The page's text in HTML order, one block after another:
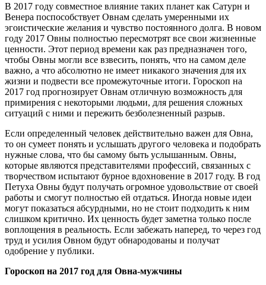
В 2017 году совместное влияние таких планет как Сатурн и
Венера поспособствует Овнам сделать умеренными их
эгоистические желания и чувство постоянного долга. В новом
году 2017 Овны полностью пересмотрят все свои жизненные
ценности. Этот период времени как раз предназначен того,
чтобы Овны могли все взвесить, понять, что на самом деле
важно, а что абсолютно не имеет никакого значения для их
жизни и подвести все промежуточные итоги. Гороскоп на
2017 год прогнозирует Овнам отличную возможность для
примирения с некоторыми людьми, для решения сложных
ситуаций с ними и пережить безболезненный разрыв.
Если определенный человек действительно важен для Овна,
то он сумеет понять и услышать другого человека и подобрать
нужные слова, что бы самому быть услышанным. Овны,
которые являются представителями профессий, связанных с
творчеством испытают бурное вдохновение в 2017 году. В год
Петуха Овны будут получать огромное удовольствие от своей
работы и смогут полностью ей отдаться. Иногда новые идеи
могут показаться абсурдными, но не стоит подходить к ним
слишком критично. Их ценность будет заметна только после
воплощения в реальность. Если забежать наперед, то через год
труд и усилия Овном будут обнародованы и получат
одобрение у публики.
Гороскоп на 2017 год для Овна-мужчины